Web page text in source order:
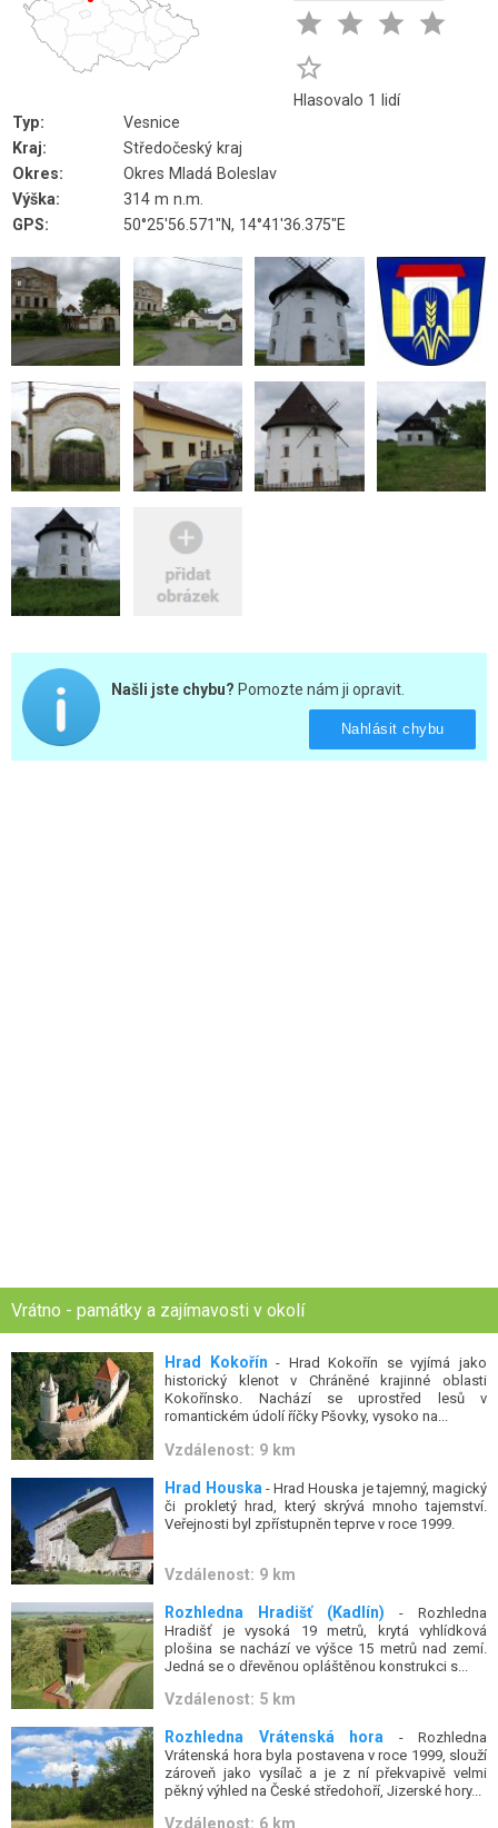
   

Hlasovalo 1 lidí
Typ:
Vesnice
Kraj:
Středočeský kraj
Okres:
Okres Mladá Boleslav
Výška:
314 m n.m.
GPS:
50°25'56.571"N, 14°41'36.375"E
Našli jste chybu? Pomozte nám ji opravit.
Nahlásit chybu
Vrátno - památky a zajímavosti v okolí
Hrad Kokořín - Hrad Kokořín se vyjímá jako
historický klenot v Chráněné krajinné oblasti
Kokořínsko. Nachází se uprostřed lesů v
romantickém údolí říčky Pšovky, vysoko na...
Vzdálenost: 9 km
Hrad Houska - Hrad Houska je tajemný, magický
či prokletý hrad, který skrývá mnoho tajemství.
Veřejnosti byl zpřístupněn teprve v roce 1999.
Vzdálenost: 9 km
Rozhledna Hradišť (Kadlín) - Rozhledna
Hradišť je vysoká 19 metrů, krytá vyhlídková
plošina se nachází ve výšce 15 metrů nad zemí.
Jedná se o dřevěnou opláštěnou konstrukci s...
Vzdálenost: 5 km
Rozhledna Vrátenská hora - Rozhledna
Vrátenská hora byla postavena v roce 1999, slouží
zároveň jako vysílač a je z ní překvapivě velmi
pěkný výhled na České středohoří, Jizerské hory...
Vzdálenost: 6 km